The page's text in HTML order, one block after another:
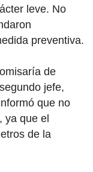
leve. No
preventiva.
de
jefe,
que no
ya que el
de la